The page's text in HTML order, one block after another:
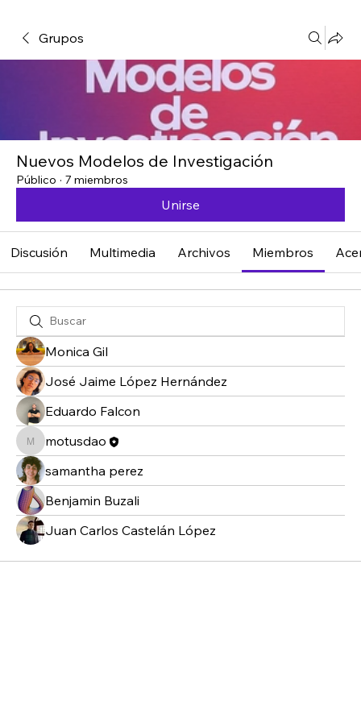
Grupos
Nuevos Modelos de Investigación
Público · 7 miembros
Unirse
Discusión Multimedia Archivos Miembros
Monica Gil
José Jaime López Hernández
Eduardo Falcon
motusdao
motusdao
samantha perez
Benjamin Buzali
Juan Carlos Castelán López